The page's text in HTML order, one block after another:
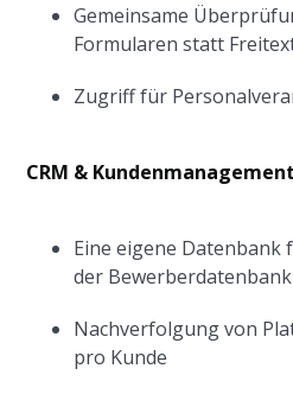
Gemeinsame
Formularen statt
Zugriff für
CRM &
Eine eigene
der Bewerberdatenbank
Nachverfolgung von
pro Kunde